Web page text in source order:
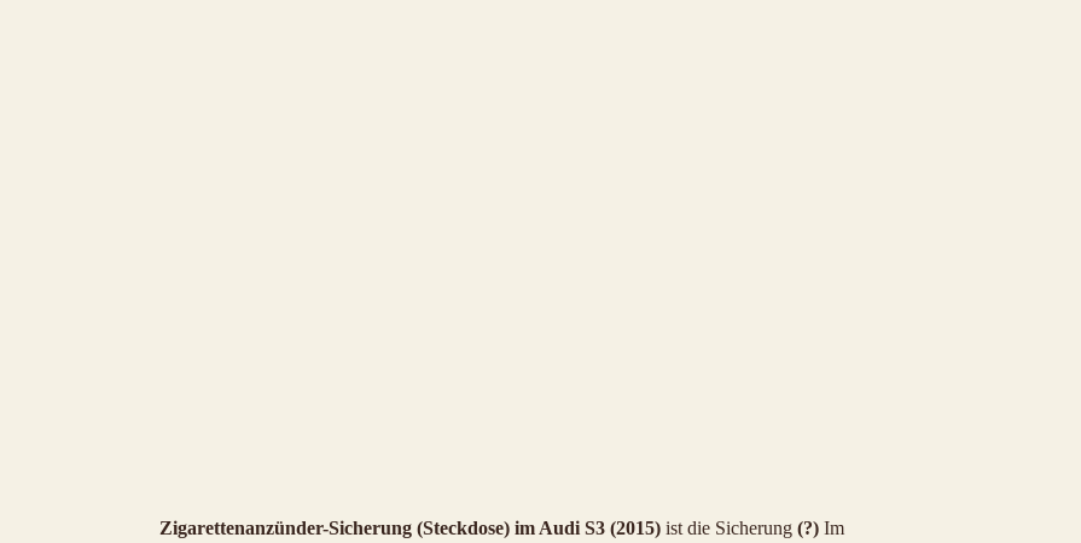
Zigarettenanzünder-Sicherung (Steckdose) im Audi S3 (2015) ist die Sicherung (?) Im